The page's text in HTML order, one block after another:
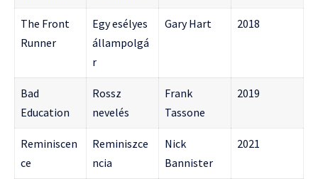
The Front
Runner
Egy esélyes
állampolgá
r
Gary Hart 2018
Bad
Education
Rossz
nevelés
Frank
Tassone
2019
Reminiscen
ce
Reminiszce
ncia
Nick
Bannister
2021